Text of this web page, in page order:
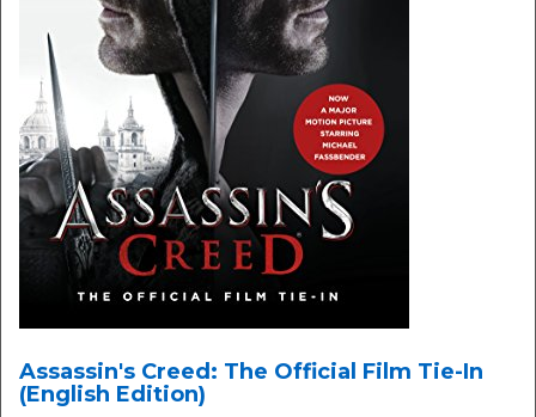
Assassin's Creed: The Official Film Tie-In
(English Edition)